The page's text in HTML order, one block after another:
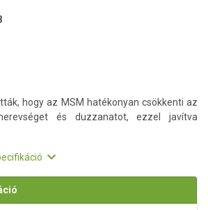
hogy az MSM hatékonyan csökkenti az
és duzzanatot, ezzel javítva